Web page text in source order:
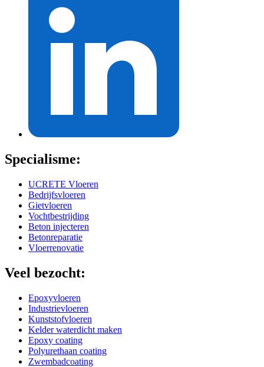
Specialisme:
UCRETE Vloeren
Bedrijfsvloeren
Gietvloeren
Vochtbestrijding
Beton injecteren
Betonreparatie
Vloerrenovatie
Veel bezocht:
Epoxyvloeren
Industrievloeren
Kunststofvloeren
Kelder waterdicht maken
Epoxy coating
Polyurethaan coating
Zwembadcoating